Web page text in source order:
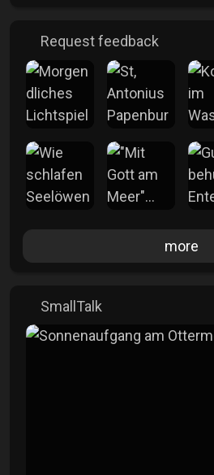
Request feedback
more
SmallTalk